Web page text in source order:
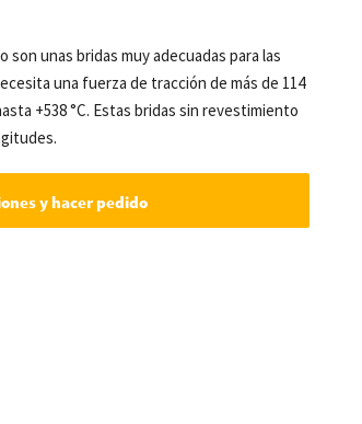
unas bridas muy adecuadas para las
una fuerza de tracción de más de 114
+538 °C. Estas bridas sin revestimiento
y hacer pedido